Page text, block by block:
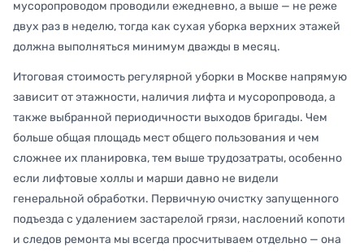
мусоропроводом проводили ежедневно, а выше — не реже
двух раз в неделю, тогда как сухая уборка верхних этажей
должна выполняться минимум дважды в месяц.
Итоговая стоимость регулярной уборки в Москве напрямую
зависит от этажности, наличия лифта и мусоропровода, а
также выбранной периодичности выходов бригады. Чем
больше общая площадь мест общего пользования и чем
сложнее их планировка, тем выше трудозатраты, особенно
если лифтовые холлы и марши давно не видели
генеральной обработки. Первичную очистку запущенного
подъезда с удалением застарелой грязи, наслоений копоти
и следов ремонта мы всегда просчитываем отдельно — она